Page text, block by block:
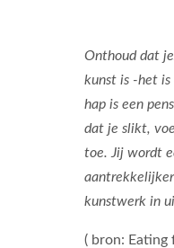
Onthoud dat
kunst is -het is
hap is een
dat je slikt,
toe. Jij wordt
kunstwerk in
( bron: Eating